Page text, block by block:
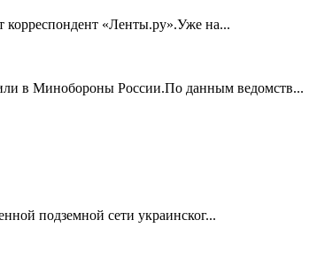
корреспондент «Ленты.ру».Уже на...
в Минобороны России.По данным ведомств...
подземной сети украинског...